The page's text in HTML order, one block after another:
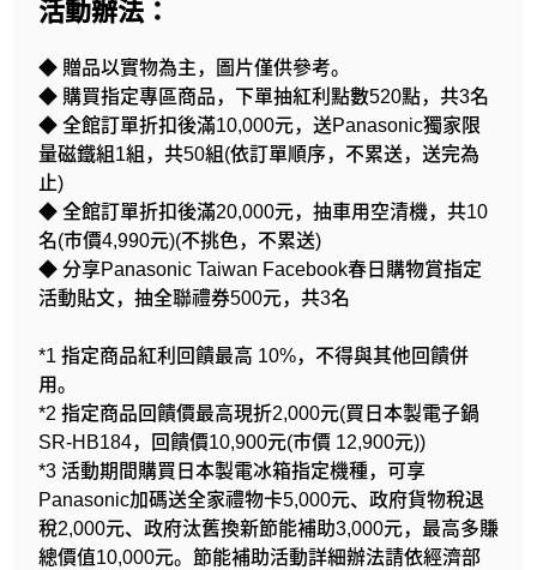
活動辦法：
◆ 贈品以實物為主，圖片僅供參考。
◆ 購買指定專區商品，下單抽紅利點數520點，共3名
◆ 全館訂單折扣後滿10,000元，送Panasonic獨家限
量磁鐵組1組，共50組(依訂單順序，不累送，送完為
止)
◆ 全館訂單折扣後滿20,000元，抽車用空清機，共10
名(市價4,990元)(不挑色，不累送)
◆ 分享Panasonic Taiwan Facebook春日購物賞指定
活動貼文，抽全聯禮券500元，共3名
*1 指定商品紅利回饋最高 10%，不得與其他回饋併
用。
*2 指定商品回饋價最高現折2,000元(買日本製電子鍋
SR-HB184，回饋價10,900元(市價 12,900元))
*3 活動期間購買日本製電冰箱指定機種，可享
Panasonic加碼送全家禮物卡5,000元、政府貨物稅退
稅2,000元、政府汰舊換新節能補助3,000元，最高多賺
總價值10,000元。節能補助活動詳細辦法請依經濟部